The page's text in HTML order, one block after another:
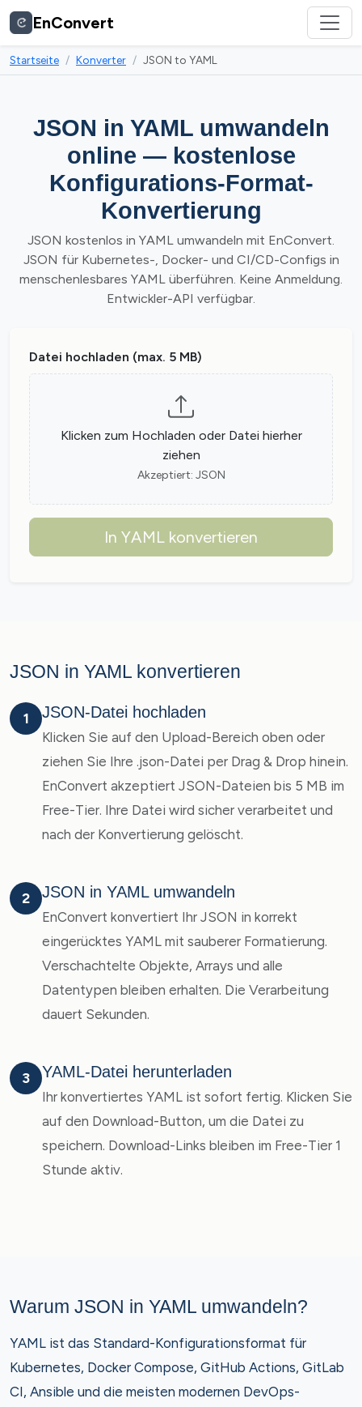
EnConvert
Startseite Konverter JSON to YAML
JSON in YAML umwandeln
online — kostenlose
Konfigurations-Format-
Konvertierung
JSON kostenlos in YAML umwandeln mit EnConvert.
JSON für Kubernetes-, Docker- und CI/CD-Configs in
menschenlesbares YAML überführen. Keine Anmeldung.
Entwickler-API verfügbar.
Datei hochladen (max. 5 MB)
Klicken zum Hochladen oder Datei hierher
ziehen
Akzeptiert: JSON
In YAML konvertieren
JSON in YAML konvertieren
1 JSON-Datei hochladen
Klicken Sie auf den Upload-Bereich oben oder
ziehen Sie Ihre .json-Datei per Drag & Drop hinein.
EnConvert akzeptiert JSON-Dateien bis 5 MB im
Free-Tier. Ihre Datei wird sicher verarbeitet und
nach der Konvertierung gelöscht.
2 JSON in YAML umwandeln
EnConvert konvertiert Ihr JSON in korrekt
eingerücktes YAML mit sauberer Formatierung.
Verschachtelte Objekte, Arrays und alle
Datentypen bleiben erhalten. Die Verarbeitung
dauert Sekunden.
3 YAML-Datei herunterladen
Ihr konvertiertes YAML ist sofort fertig. Klicken Sie
auf den Download-Button, um die Datei zu
speichern. Download-Links bleiben im Free-Tier 1
Stunde aktiv.
Warum JSON in YAML umwandeln?
YAML ist das Standard-Konfigurationsformat für
Kubernetes, Docker Compose, GitHub Actions, GitLab
CI, Ansible und die meisten modernen DevOps-